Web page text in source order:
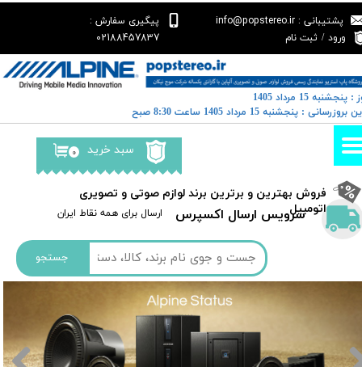
جستجو
سرویس ارسال اکسپرس ​​ارسال برای همه نقاط ایران
پشتیبانی : info@popstereo.ir
پیگیری سفارش :
02188457837
ورود / ثبت نام
حساب کاربری من
تغییر گذر واژه
سفارشات
خروج از حساب کاربری
۰ سبد خرید
​فروش بهترین و برترین برند لوازم صوتی و تصویری
اتومبیل​​​​​​​
15 مرداد 1405
: پنجشنبه 15 مرداد 1405 ساعت 8:30 صبح